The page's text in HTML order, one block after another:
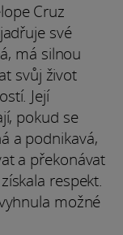
Cruz
své
má silnou
svůj život
Její
pokud se
a podnikavá,
a překonávat
respekt.
možné